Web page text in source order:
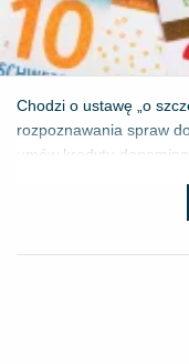
Chodzi o ustawę „o
rozpoznawania spraw
umów kredytu